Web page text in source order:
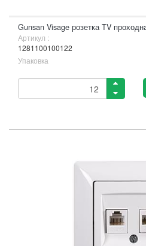
Gunsan Visage розетка TV
Артикул :
1281100100122
Упаковка